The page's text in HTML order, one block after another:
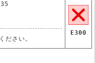
ださい。
E300